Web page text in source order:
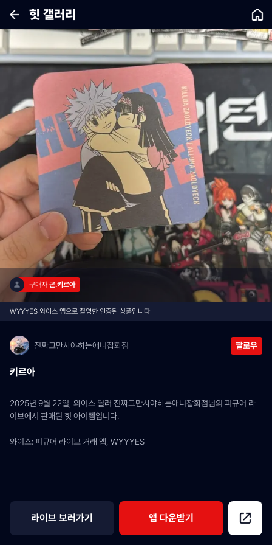
힛 갤러리
구매자 곤.키르아
WYYYES 와이스 앱으로 촬영한 인증된 상품입니다
진짜그만사야하는애니잡화점 팔로우
키르아
2025년 9월 22일, 와이스 딜러 진짜그만사야하는애니잡화점님의 피규어 라
이브에서 판매된 힛 아이템입니다.
와이스: 피규어 라이브 거래 앱, WYYYES
라이브 보러가기 앱 다운받기